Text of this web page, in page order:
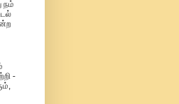
நம்
-